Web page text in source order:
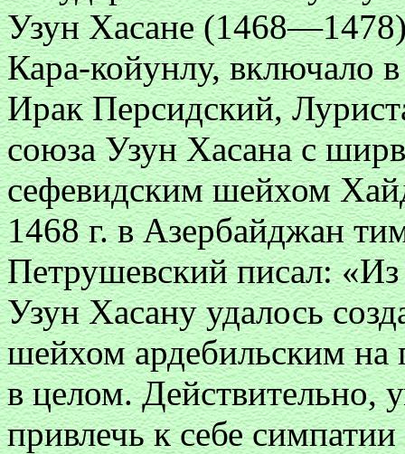
Узун Хасане
Кара-койунлу, включало
Ирак Персидский,
союза Узун Хасана с
сефевидским шейхом
1468 г. в Азербайджан
Петрушевский писал:
Узун Хасану удалось
шейхом ардебильским на
в целом. Действительно,
привлечь к себе